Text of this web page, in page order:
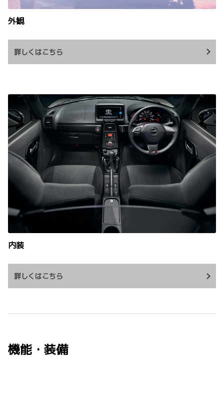
外観
詳しくはこちら
内装
詳しくはこちら
機能・装備